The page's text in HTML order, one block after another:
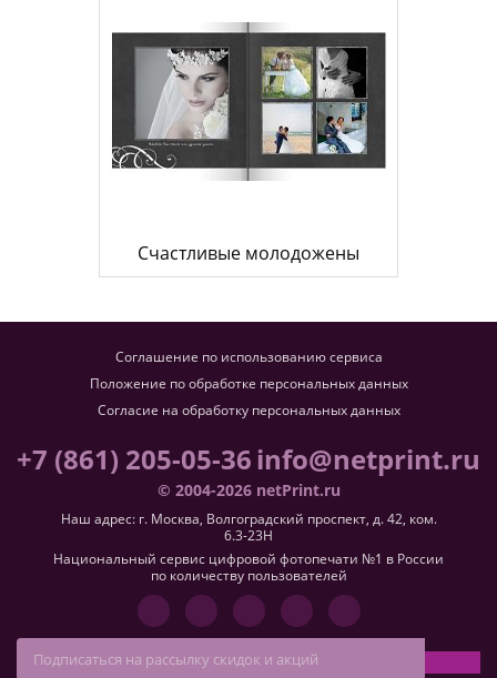
Счастливые молодожены
Соглашение по использованию сервиса
Положение по обработке персональных данных
Согласие на обработку персональных данных
+7 (861) 205-05-36info@netprint.ru
© 2004-2026 netPrint.ru
Наш адрес: г. Москва, Волгоградский проспект, д. 42, ком.
6.3-23H
Национальный сервис цифровой фотопечати №1 в России
по количеству пользователей